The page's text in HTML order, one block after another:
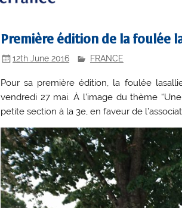
Première édition de la foulée
12th June 2016 FRANCE
Pour sa première édition, la foulée
vendredi 27 mai. À l’image du thème
petite section à la 3e, en faveur de